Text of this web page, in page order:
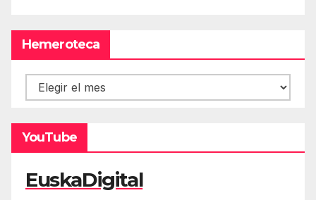
Hemeroteca
Hemeroteca
YouTube
EuskaDigital